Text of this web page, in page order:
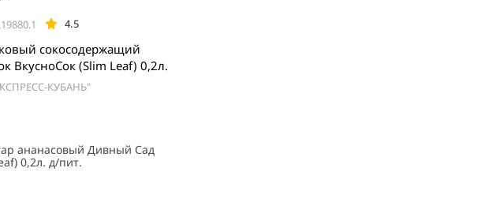
4.5
сокосодержащий
ВкусноСок (Slim Leaf) 0,2л.
КУБАНЬ"